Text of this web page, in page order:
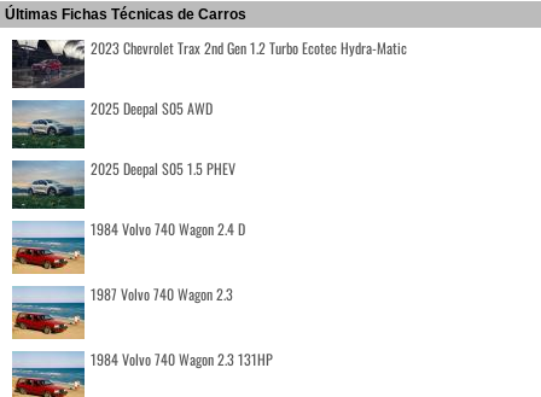
Últimas Fichas Técnicas de Carros
2023 Chevrolet Trax 2nd Gen 1.2 Turbo Ecotec Hydra-Matic
2025 Deepal S05 AWD
2025 Deepal S05 1.5 PHEV
1984 Volvo 740 Wagon 2.4 D
1987 Volvo 740 Wagon 2.3
1984 Volvo 740 Wagon 2.3 131HP